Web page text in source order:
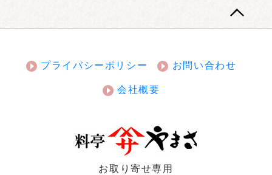
プライバシーポリシー
お問い合わせ
会社概要
お取り寄せ専用